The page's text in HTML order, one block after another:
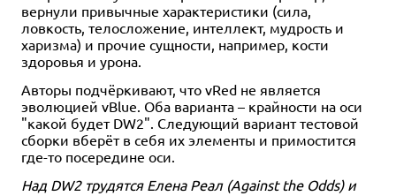
вернули привычные характеристики (сила,
ловкость, телосложение, интеллект, мудрость и
харизма) и прочие сущности, например, кости
здоровья и урона.
Авторы подчёркивают, что vRed не является
эволюцией vBlue. Оба варианта – крайности на оси
"какой будет DW2". Следующий вариант тестовой
сборки вберёт в себя их элементы и примостится
где-то посередине оси.
Над DW2 трудятся Елена Реал (Against the Odds) и